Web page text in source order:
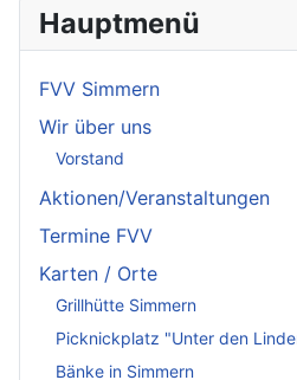
Hauptmenü
FVV Simmern
Wir über uns
Vorstand
Aktionen/Veranstaltungen
Termine FVV
Karten / Orte
Grillhütte Simmern
Picknickplatz "Unter den
Bänke in Simmern